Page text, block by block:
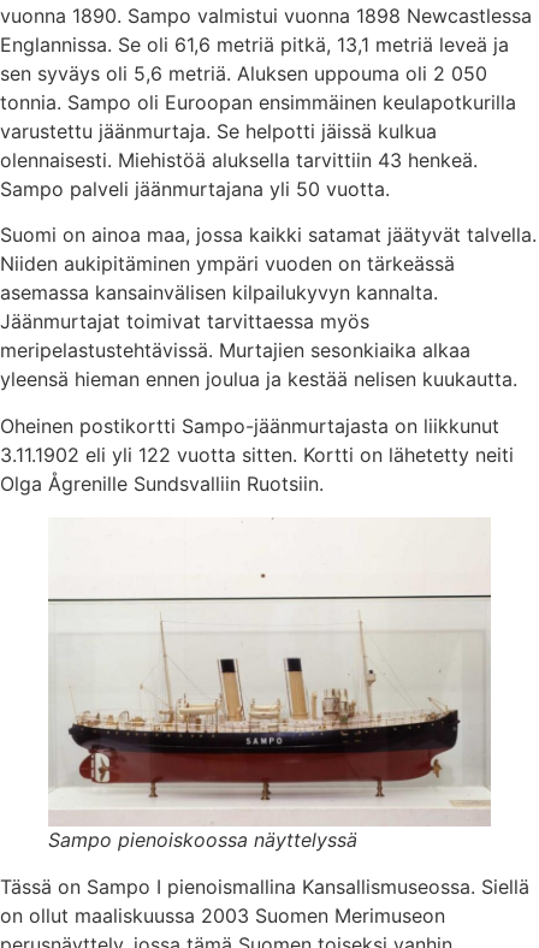
vuonna 1890. Sampo valmistui vuonna 1898 Newcastlessa
Englannissa. Se oli 61,6 metriä pitkä, 13,1 metriä leveä ja
sen syväys oli 5,6 metriä. Aluksen uppouma oli 2 050
tonnia. Sampo oli Euroopan ensimmäinen keulapotkurilla
varustettu jäänmurtaja. Se helpotti jäissä kulkua
olennaisesti. Miehistöä aluksella tarvittiin 43 henkeä.
Sampo palveli jäänmurtajana yli 50 vuotta.
Suomi on ainoa maa, jossa kaikki satamat jäätyvät talvella.
Niiden aukipitäminen ympäri vuoden on tärkeässä
asemassa kansainvälisen kilpailukyvyn kannalta.
Jäänmurtajat toimivat tarvittaessa myös
meripelastustehtävissä. Murtajien sesonkiaika alkaa
yleensä hieman ennen joulua ja kestää nelisen kuukautta.
Oheinen postikortti Sampo-jäänmurtajasta on liikkunut
3.11.1902 eli yli 122 vuotta sitten. Kortti on lähetetty neiti
Olga Ågrenille Sundsvalliin Ruotsiin.
Sampo pienoiskoossa näyttelyssä
Tässä on Sampo I pienoismallina Kansallismuseossa. Siellä
on ollut maaliskuussa 2003 Suomen Merimuseon